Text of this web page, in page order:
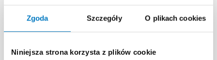
Zgoda Szczegóły O plikach cookies
Niniejsza strona korzysta z plików cookie
typowych dla steroidoterapii systemowej.
Kluczowe zagadnienia
zapalny (eozynofile, limfocyty) prowadzi do